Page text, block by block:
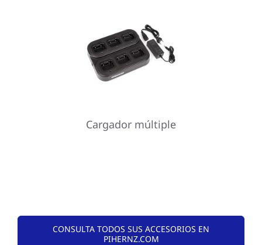
Cargador múltiple
CONSULTA TODOS SUS ACCESORIOS EN
PIHERNZ.COM